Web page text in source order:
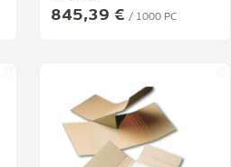
845,39 € / 1000 PC